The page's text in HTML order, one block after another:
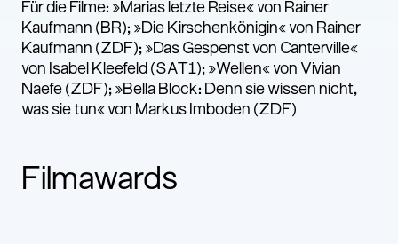
Für die Filme: »Marias letzte Reise« von Rainer
Kaufmann (BR); »Die Kirschenkönigin« von Rainer
Kaufmann (ZDF); »Das Gespenst von Canterville«
von Isabel Kleefeld (SAT1); »Wellen« von Vivian
Naefe (ZDF); »Bella Block: Denn sie wissen nicht,
was sie tun« von Markus Imboden (ZDF)
Filmawards